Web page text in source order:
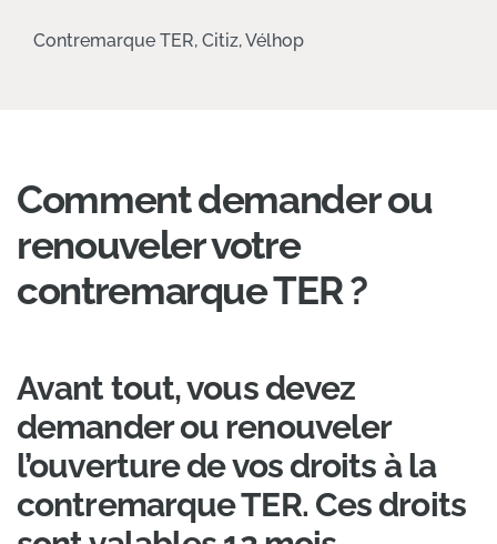
Contremarque TER, Citiz, Vélhop
Comment demander ou
renouveler votre
contremarque TER ?
Avant tout, vous devez
demander ou renouveler
l’ouverture de vos droits à la
contremarque TER. Ces droits